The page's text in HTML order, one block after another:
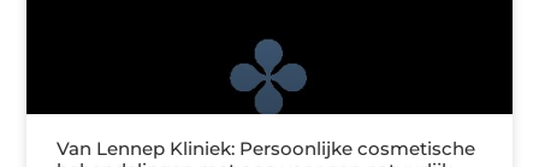
Van Lennep Kliniek: Persoonlijke cosmetische